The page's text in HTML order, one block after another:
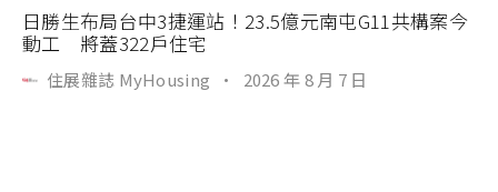
日勝生布局台中3捷運站！23.5億元南屯G11共構案今
動工 將蓋322戶住宅
住展雜誌 MyHousing · 2026 年 8 月 7 日